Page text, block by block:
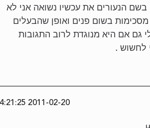
הנעורים את עכשיו נשואה אני לא
מסכימות בשום פנים ואופן שהבעלים
את התגובה שלי גם אם היא מנוגדת לרוב התגובות
לחשוש .
2011-02-20 14:21:25